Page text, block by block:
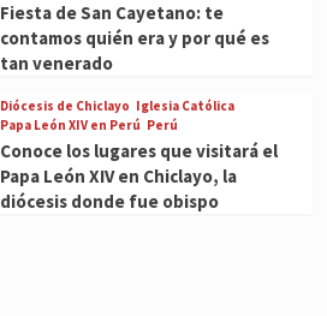
Fiesta de San Cayetano: te
contamos quién era y por qué es
tan venerado
Diócesis de Chiclayo Iglesia Católica
Papa León XIV en Perú Perú
Conoce los lugares que visitará el
Papa León XIV en Chiclayo, la
diócesis donde fue obispo